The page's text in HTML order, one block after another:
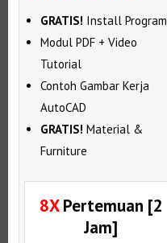
GRATIS! Install Program
Modul PDF + Video
Tutorial
Contoh Gambar Kerja
AutoCAD
GRATIS! Material &
Furniture
8XPertemuan [2
Jam]